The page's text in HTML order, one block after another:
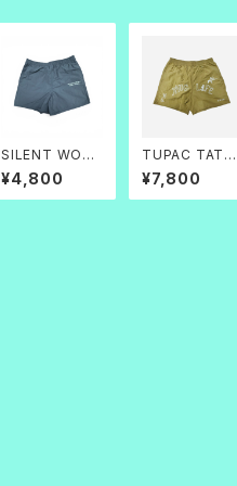
SILENT WORK
Baggy_shorts
グレー
¥4,800
TUPAC TATO
O BAGGY SHO
RTS
¥7,800